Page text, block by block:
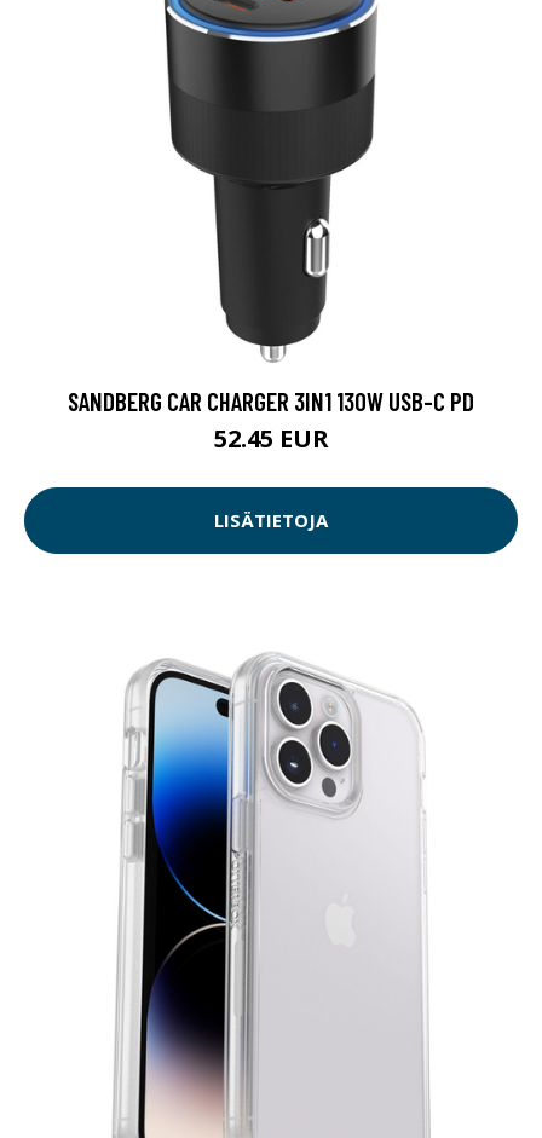
SANDBERG CAR CHARGER 3IN1 130W USB-C PD
52.45 EUR
LISÄTIETOJA